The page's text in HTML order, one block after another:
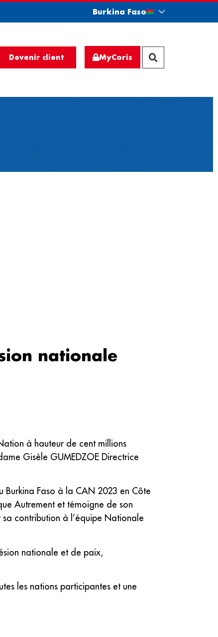
Burkina Faso
Devenir client MyCoris
nationale
à hauteur de cent millions
Gisèle GUMEDZOE Directrice
Faso à la CAN 2023 en Côte
Autrement et témoigne de son
contribution à l’équipe Nationale
nationale et de paix,
les nations participantes et une